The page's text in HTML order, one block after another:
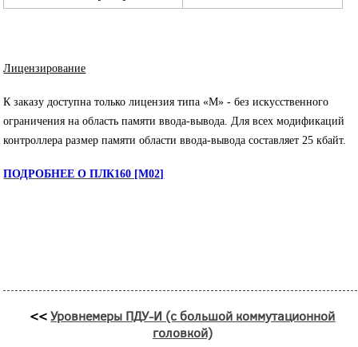
Лицензирование
К заказу доступна только лицензия типа «М» - без искусственного
ограничения на область памяти ввода-вывода. Для всех модификаций
контроллера размер памяти области ввода-вывода составляет 25 кбайт.
ПОДРОБНЕЕ О ПЛК160 [М02]
<<Уровнемеры ПДУ-И (с большой коммутационной
головкой)